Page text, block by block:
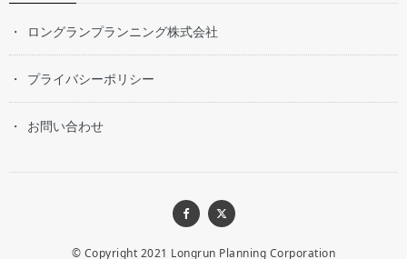
ロングランプランニング株式会社
プライバシーポリシー
お問い合わせ
© Copyright 2021 Longrun Planning Corporation